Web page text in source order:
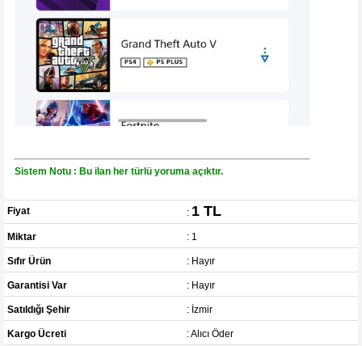
Sistem Notu : Bu ilan her türlü yoruma açıktır.
Fiyat : 1 TL
Miktar : 1
Sıfır Ürün : Hayır
Garantisi Var : Hayır
Satıldığı Şehir : İzmir
Kargo Ücreti : Alıcı Öder